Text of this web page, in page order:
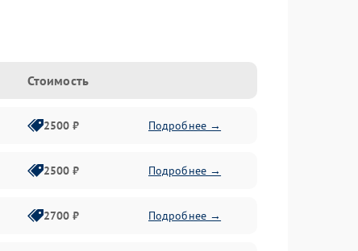
Стоимость
2500 ₽ Подробнее →
2500 ₽ Подробнее →
2700 ₽ Подробнее →